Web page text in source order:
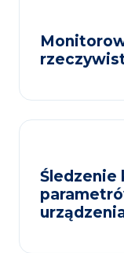
Śledzenie